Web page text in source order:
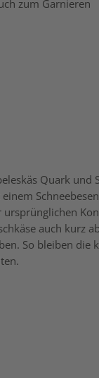
zum Garnieren
Quark und
einem
ursprünglichen
auch kurz
So bleiben die